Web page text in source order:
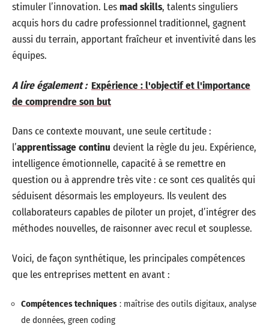
stimuler l’innovation. Lesmad skills, talents singuliers
acquis hors du cadre professionnel traditionnel, gagnent
aussi du terrain, apportant fraîcheur et inventivité dans les
équipes.
A lire également : Expérience : l'objectif et l'importance
de comprendre son but
Dans ce contexte mouvant, une seule certitude :
l’apprentissage continu devient la règle du jeu. Expérience,
intelligence émotionnelle, capacité à se remettre en
question ou à apprendre très vite : ce sont ces qualités qui
séduisent désormais les employeurs. Ils veulent des
collaborateurs capables de piloter un projet, d’intégrer des
méthodes nouvelles, de raisonner avec recul et souplesse.
Voici, de façon synthétique, les principales compétences
que les entreprises mettent en avant :
Compétences techniques : maîtrise des outils digitaux, analyse
de données, green coding